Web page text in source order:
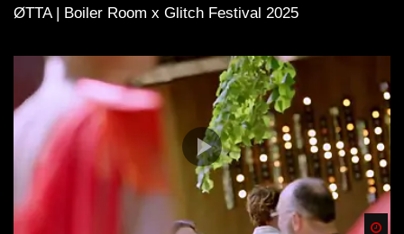
ØTTA | Boiler Room x Glitch Festival 2025